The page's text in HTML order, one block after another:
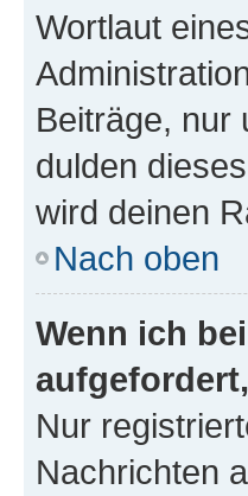
Wortlaut
Beiträge,
dulden
wird deinen
Nach oben
Wenn ich
Nur
Nachrichten